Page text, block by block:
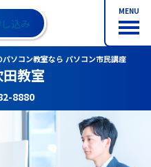
MENU
込み
ソコン教室なら パソコン市民講座
教室
8880